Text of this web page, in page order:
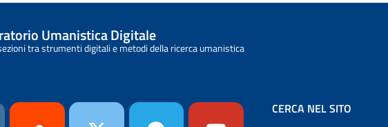
Umanistica Digitale
tra strumenti digitali e metodi della ricerca umanistica
CERCA NEL SITO